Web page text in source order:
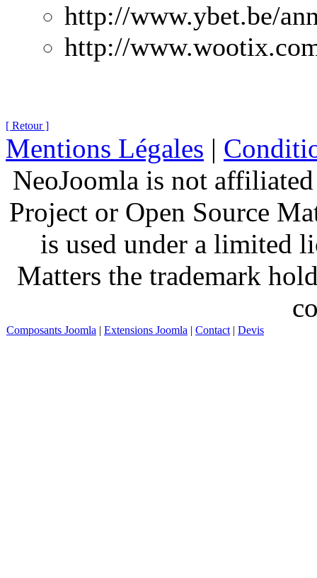
http://www.ybet.be/
http://
[ Retour ]
Mentions Légales |
NeoJoomla is not
Project or Open Source
is used under a limited
Matters the trademark
Composants Joomla | Extensions Joomla | Contact | Devis